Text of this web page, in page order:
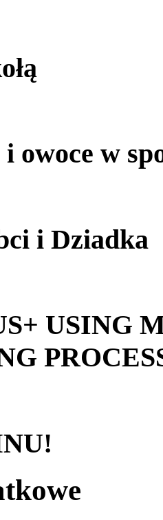
owoce w
i Dziadka
USING